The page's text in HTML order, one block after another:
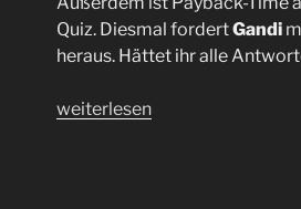
Quiz. Diesmal fordertGandi
heraus. Hättet ihr alle
„Folge
weiterlesen